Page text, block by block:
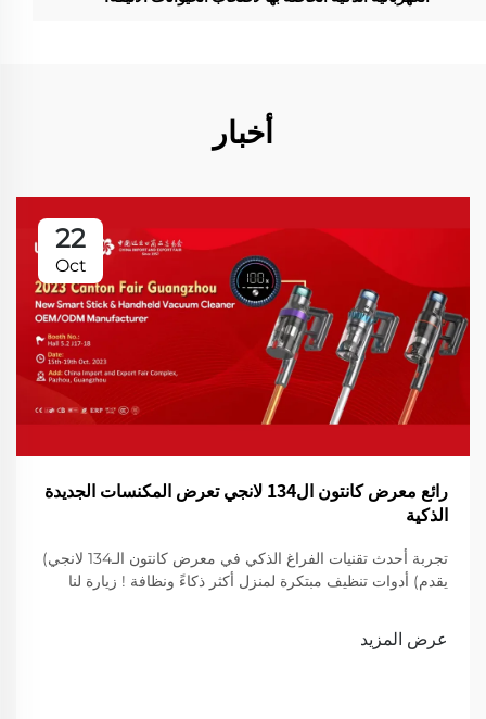
أخبار
22
Oct
رائع معرض كانتون ال134 لانجي تعرض المكنسات الجديدة
الذكية
تجربة أحدث تقنيات الفراغ الذكي في معرض كانتون الـ134 لانجي)
يقدم) أدوات تنظيف مبتكرة لمنزل أكثر ذكاءً ونظافة ! زيارة لنا
عرض المزيد